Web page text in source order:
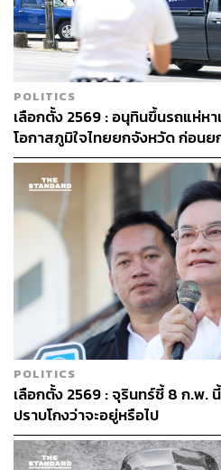
Caramelized Cubes with
ไอศกรีมวานิลลากับขนมปังอบ
เพื่อน
สำหรับใครที่มีแพลนไปเขาหลัก
ร้านเปิดทุกวันพุธ-จันทร์ ปิดทุกวัน
น. โทร. 08 9425 3198
ดูรายละเอียดและสอบถามข้อมูล
eplace.khaolak
The Place Khao Lak
Address: 90 ถนนเพชรเกษม อำเ
82190
Open: ทุกวันพุธ-จันทร์ ปิดทุกวันอั
POLITICS
เลือกตั้ง 2569 : อนุทินขึ้นรถแห่ห
โอกาสภูมิใจไทยยกจังหวัด ก่อนย
กลับ กทม.ด่วน
POLITICS
เลือกตั้ง 2569 : จุรินทร์ชี้ 8 ก.พ.
ปราบโกงว่าจะอยู่หรือไป